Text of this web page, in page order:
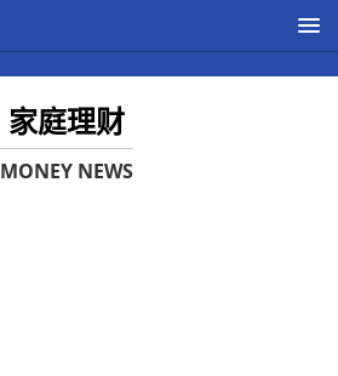
家庭理财
MONEY NEWS